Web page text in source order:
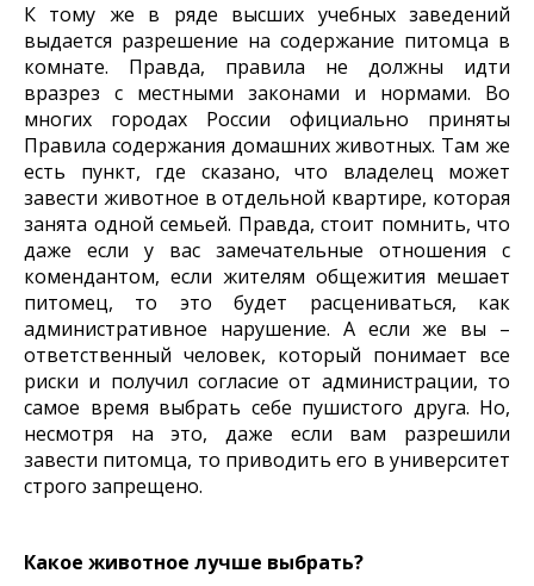
К тому же в ряде высших учебных заведений
выдается разрешение на содержание питомца в
комнате. Правда, правила не должны идти
вразрез с местными законами и нормами. Во
многих городах России официально приняты
Правила содержания домашних животных. Там же
есть пункт, где сказано, что владелец может
завести животное в отдельной квартире, которая
занята одной семьей. Правда, стоит помнить, что
даже если у вас замечательные отношения с
комендантом, если жителям общежития мешает
питомец, то это будет расцениваться, как
административное нарушение. А если же вы –
ответственный человек, который понимает все
риски и получил согласие от администрации, то
самое время выбрать себе пушистого друга. Но,
несмотря на это, даже если вам разрешили
завести питомца, то приводить его в университет
строго запрещено.
Какое животное лучше выбрать?